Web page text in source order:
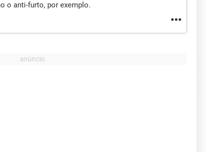
o anti-furto, por exemplo.